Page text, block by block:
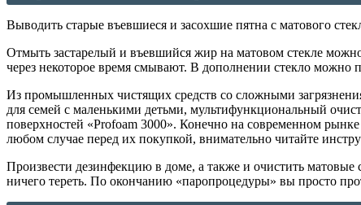
Выводить старые въевшиеся и засохшие пятна с матового
Отмыть застарелый и въевшийся жир на матовом стекле
через некоторое время смывают. В дополнении стекло можно
Из промышленных чистящих средств со сложными
для семей с маленькими детьми, мультифункциональный
поверхностей «Profoam 3000». Конечно на современном
любом случае перед их покупкой, внимательно читайте
Произвести дезинфекцию в доме, а также и очистить
ничего тереть. По окончанию «паропроцедуры» вы просто